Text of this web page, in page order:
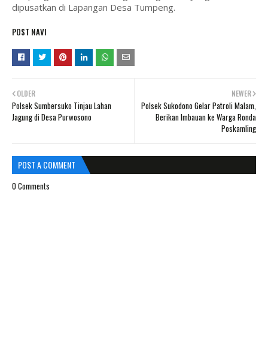
dipusatkan di Lapangan Desa Tumpeng.
POST NAVI
NEWER
Polsek Sukodono Gelar Patroli Malam,
Berikan Imbauan ke Warga Ronda
Poskamling
OLDER
Polsek Sumbersuko Tinjau Lahan
Jagung di Desa Purwosono
POST A COMMENT
0 Comments